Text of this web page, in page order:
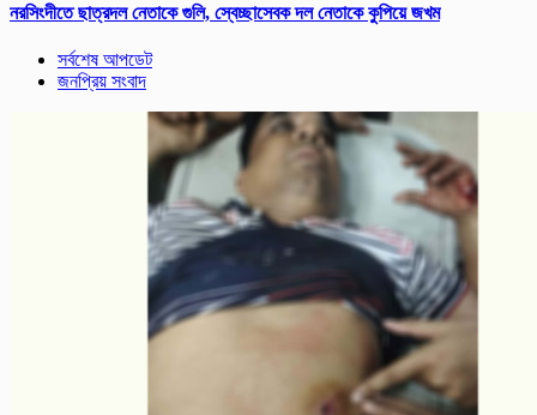
নরসিংদীতে ছাত্রদল নেতাকে গুলি, স্বেচ্ছাসেবক দল নেতাকে কুপিয়ে জখম
সর্বশেষ আপডেট
জনপ্রিয় সংবাদ